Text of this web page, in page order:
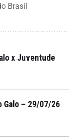
Brasil
x Juventude
Galo – 29/07/26